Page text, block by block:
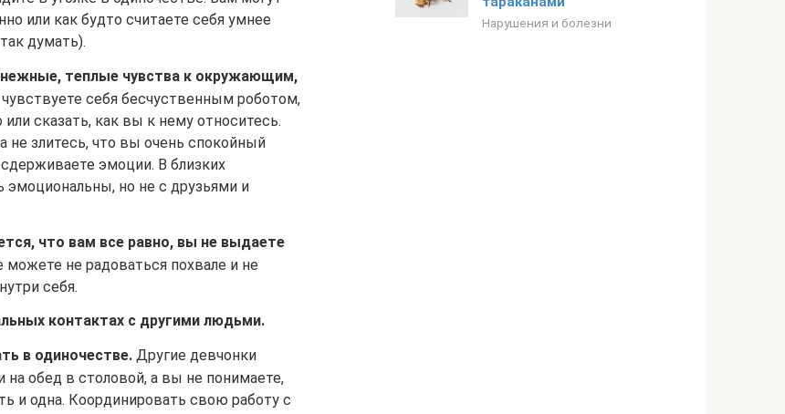
или как будто считаете себя умнее
думать).
теплые чувства к окружающим,
себя бесчуственным роботом,
сказать, как вы к нему относитесь.
злитесь, что вы очень спокойный
эмоции. В близких
но не с друзьями и
что вам все равно, вы не выдаете
не радоваться похвале и не
себя.
контактах с другими людьми.
в одиночестве. Другие девчонки
обед в столовой, а вы не понимаете,
и одна. Координировать свою работу с
Нарушения и болезни